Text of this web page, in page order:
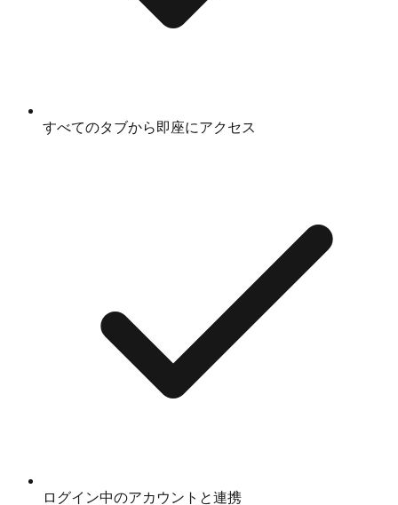
すべてのタブから即座にアクセス
ログイン中のアカウントと連携